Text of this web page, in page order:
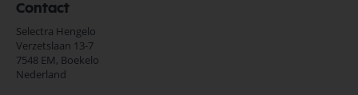
Contact
Selectra Hengelo
Verzetslaan 13-7
7548 EM, Boekelo
Nederland